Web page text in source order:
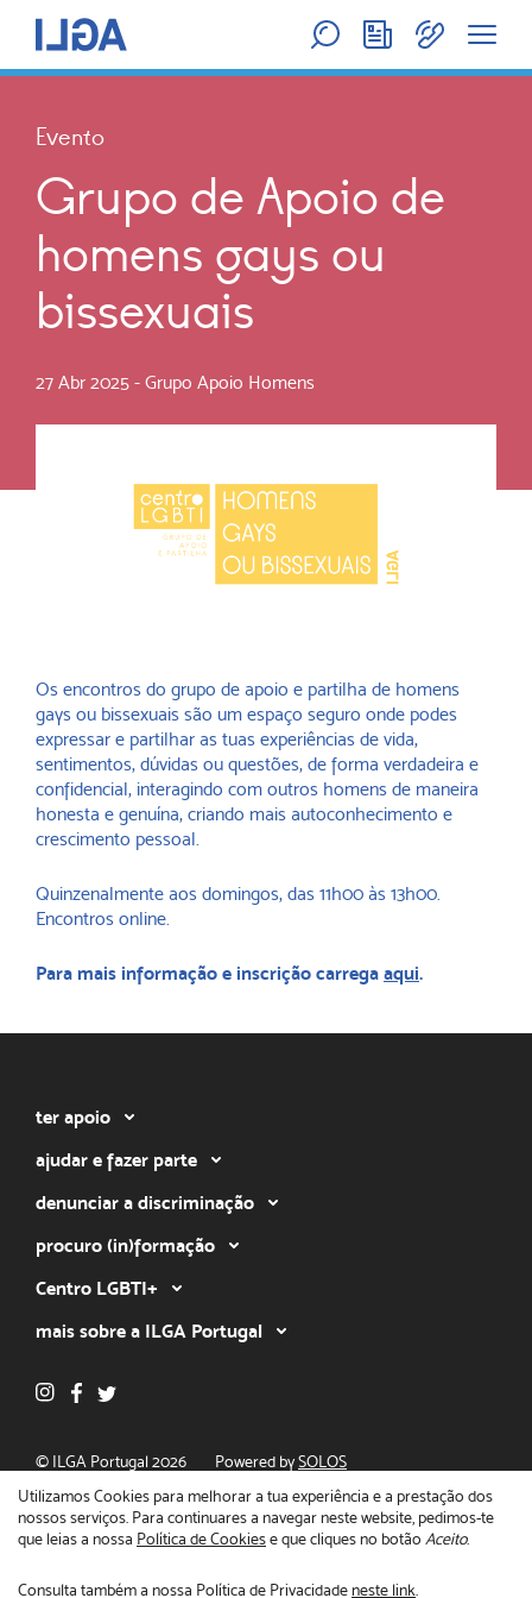
Utilizamos Cookies para melhorar a tua experiência e a prestação dos
nossos serviços. Para continuares a navegar neste website, pedimos-te
que leias a nossa Política de Cookiese que cliques no botão Aceito.
Consulta também a nossa Política de Privacidadeneste link
Evento
Grupo de Apoio de
homens gays ou
bissexuais
27 Abr 2025 - Grupo Apoio Homens
Os encontros do grupo de apoio e partilha de homens
gays ou bissexuais são um espaço seguro onde podes
expressar e partilhar as tuas experiências de vida,
sentimentos, dúvidas ou questões, de forma verdadeira e
confidencial, interagindo com outros homens de maneira
honesta e genuína, criando mais autoconhecimento e
crescimento pessoal.
Quinzenalmente aos domingos, das 11h00 às 13h00.
Encontros online.
Para mais informação e inscrição carrega aqui.
ter apoio
ajudar e fazer parte
denunciar a discriminação
procuro (in)formação
Centro LGBTI+
mais sobre a ILGA Portugal
© ILGA Portugal 2026 Powered bySOLOS
Política de privacidade